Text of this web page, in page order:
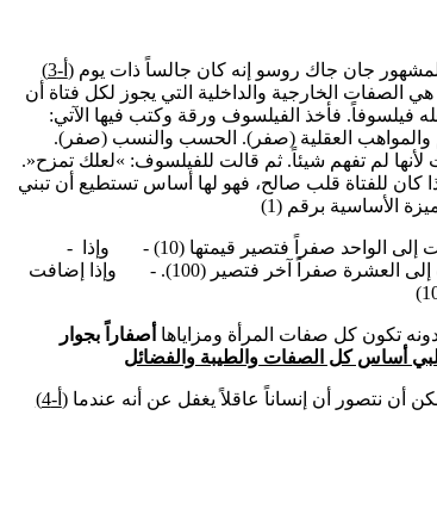
(أ-3) جان جاك روسو إنه كان جالساً ذات يوم
الخارجية والداخلية التي يجوز لكل فتاة أن
فيلسوفاً. فأخذ الفيلسوف ورقة وكتب فيها الآتي:
والمواهب العقلية (صفر). الحسب والنسب (صفر).
وذُهلت لأنها لم تفهم شيئاً. ثم قالت للفيلسوف: »لعلك تمزح«.
كان للفتاة قلب صالح، فهو لها أساس تستطيع أن تبني
- فإذا هي أضافت إلى صلاح القلب جمالاً، فإنها تكون أضافت إلى الواحد صفراً فتصير قيمتها (10) - وإذا
أضافت إلى هاتين الصفتين عقلاً راجحاً فتكون قد أضافت إلى العشرة صفراً آخر فتصير (100). - وإذا إضافت
تكون كل صفات المرأة ومزاياها أصفاراً بجوار
(أ-4)من يقترن بالشريك يقترن باسرته أيضا : قال أحدهم: لا يمكن أن نتصور أن إنساناً عاقلاً يغفل عن أنه عندما